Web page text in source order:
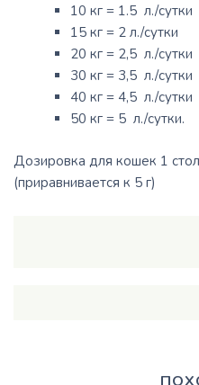
10 кг = 1.5 л./сутки
15 кг = 2 л./сутки
20 кг = 2,5 л./сутки
30 кг = 3,5 л./сутки
40 кг = 4,5 л./сутки
50 кг = 5 л./сутки.
Дозировка для кошек 1
(приравнивается к 5 г)